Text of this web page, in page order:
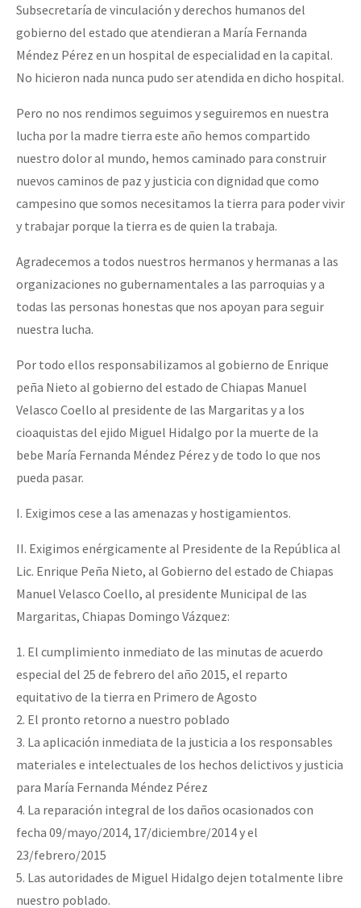
Subsecretaría de vinculación y derechos humanos del
gobierno del estado que atendieran a María Fernanda
Méndez Pérez en un hospital de especialidad en la capital.
No hicieron nada nunca pudo ser atendida en dicho hospital.
Pero no nos rendimos seguimos y seguiremos en nuestra
lucha por la madre tierra este año hemos compartido
nuestro dolor al mundo, hemos caminado para construir
nuevos caminos de paz y justicia con dignidad que como
campesino que somos necesitamos la tierra para poder vivir
y trabajar porque la tierra es de quien la trabaja.
Agradecemos a todos nuestros hermanos y hermanas a las
organizaciones no gubernamentales a las parroquias y a
todas las personas honestas que nos apoyan para seguir
nuestra lucha.
Por todo ellos responsabilizamos al gobierno de Enrique
peña Nieto al gobierno del estado de Chiapas Manuel
Velasco Coello al presidente de las Margaritas y a los
cioaquistas del ejido Miguel Hidalgo por la muerte de la
bebe María Fernanda Méndez Pérez y de todo lo que nos
pueda pasar.
I. Exigimos cese a las amenazas y hostigamientos.
II. Exigimos enérgicamente al Presidente de la República al
Lic. Enrique Peña Nieto, al Gobierno del estado de Chiapas
Manuel Velasco Coello, al presidente Municipal de las
Margaritas, Chiapas Domingo Vázquez:
1. El cumplimiento inmediato de las minutas de acuerdo
especial del 25 de febrero del año 2015, el reparto
equitativo de la tierra en Primero de Agosto
2. El pronto retorno a nuestro poblado
3. La aplicación inmediata de la justicia a los responsables
materiales e intelectuales de los hechos delictivos y justicia
para María Fernanda Méndez Pérez
4. La reparación integral de los daños ocasionados con
fecha 09/mayo/2014, 17/diciembre/2014 y el
23/febrero/2015
5. Las autoridades de Miguel Hidalgo dejen totalmente libre
nuestro poblado.